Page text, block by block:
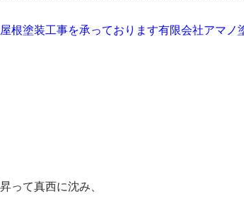
根塗装工事を承っております有限会社アマノ
って真西に沈み、